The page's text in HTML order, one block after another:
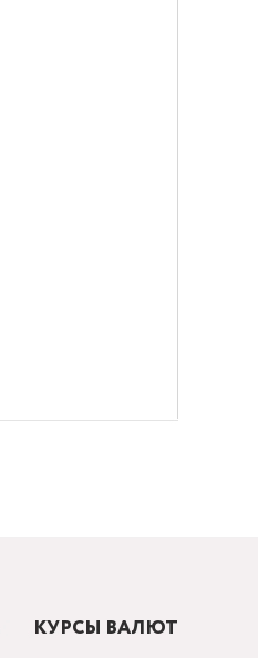
КУРСЫ ВАЛЮТ